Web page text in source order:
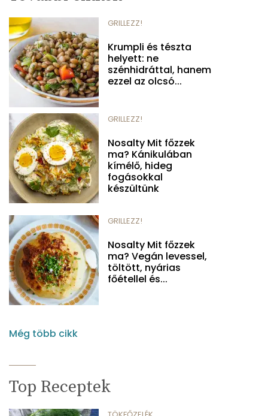
GRILLEZZ!
Krumpli és tészta
helyett: ne
szénhidráttal, hanem
ezzel az olcsó...
GRILLEZZ!
Nosalty Mit főzzek
ma? Kánikulában
kímélő, hideg
fogásokkal
készültünk
GRILLEZZ!
Nosalty Mit főzzek
ma? Vegán levessel,
töltött, nyárias
főétellel és...
Még több cikk
Top Receptek